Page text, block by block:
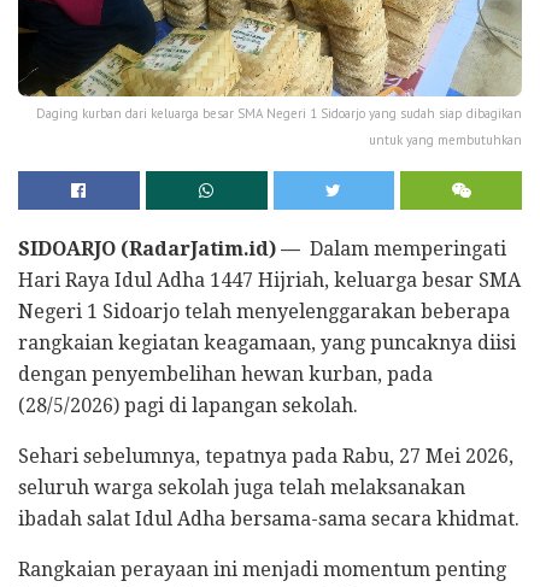
Daging kurban dari keluarga besar SMA Negeri 1 Sidoarjo yang sudah siap dibagikan
untuk yang membutuhkan
SIDOARJO (RadarJatim.id) — Dalam memperingati
Hari Raya Idul Adha 1447 Hijriah, keluarga besar SMA
Negeri 1 Sidoarjo telah menyelenggarakan beberapa
rangkaian kegiatan keagamaan, yang puncaknya diisi
dengan penyembelihan hewan kurban, pada
(28/5/2026) pagi di lapangan sekolah.
​Sehari sebelumnya, tepatnya pada Rabu, 27 Mei 2026,
seluruh warga sekolah juga telah melaksanakan
ibadah salat Idul Adha bersama-sama secara khidmat.
Rangkaian perayaan ini menjadi momentum penting